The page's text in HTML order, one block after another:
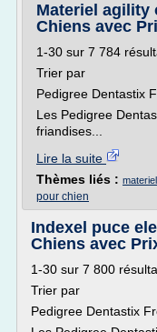
Materiel agility
Chiens avec
1-30 sur 7 784
Trier par
Pedigree Dentastix
Les Pedigree
friandises...
Lire la suite
Thèmes liés :
pour chien
Indexel puce
Chiens avec
1-30 sur 7 800
Trier par
Pedigree Dentastix